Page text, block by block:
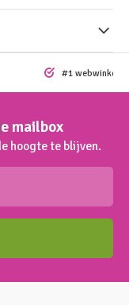
#1 webwinkel
mailbox
hoogte te blijven.